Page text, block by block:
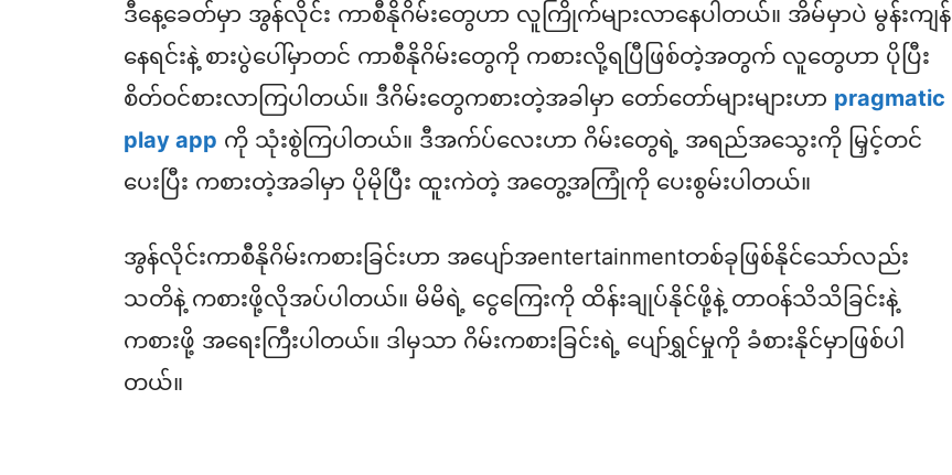
ဒီနေ့ခေတ်မှာ အွန်လိုင်း ကာစီနိုဂိမ်းတွေဟာ လူကြိုက်များလာနေပါတယ်။ အိမ်မှာပဲ မွန်းကျန်
နေရင်းနဲ့ စားပွဲပေါ်မှာတင် ကာစီနိုဂိမ်းတွေကို ကစားလို့ရပြီဖြစ်တဲ့အတွက် လူတွေဟာ ပိုပြီး
စိတ်ဝင်စားလာကြပါတယ်။ ဒီဂိမ်းတွေကစားတဲ့အခါမှာ တော်တော်များများဟာ pragmatic
play app ကို သုံးစွဲကြပါတယ်။ ဒီအက်ပ်လေးဟာ ဂိမ်းတွေရဲ့ အရည်အသွေးကို မြှင့်တင်
ပေးပြီး ကစားတဲ့အခါမှာ ပိုမိုပြီး ထူးကဲတဲ့ အတွေ့အကြုံကို ပေးစွမ်းပါတယ်။
အွန်လိုင်းကာစီနိုဂိမ်းကစားခြင်းဟာ အပျော်အentertainmentတစ်ခုဖြစ်နိုင်သော်လည်း
သတိနဲ့ ကစားဖို့လိုအပ်ပါတယ်။ မိမိရဲ့ ငွေကြေးကို ထိန်းချုပ်နိုင်ဖို့နဲ့ တာဝန်သိသိခြင်းနဲ့
ကစားဖို့ အရေးကြီးပါတယ်။ ဒါမှသာ ဂိမ်းကစားခြင်းရဲ့ ပျော်ရွှင်မှုကို ခံစားနိုင်မှာဖြစ်ပါ
တယ်။